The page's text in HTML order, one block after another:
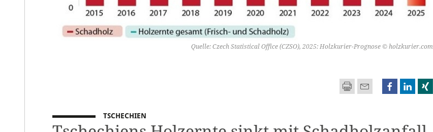
Quelle: Czech Statistical Office (CZSO), 2025: Holzkurier-Prognose © holzkurier.com
TSCHECHIEN